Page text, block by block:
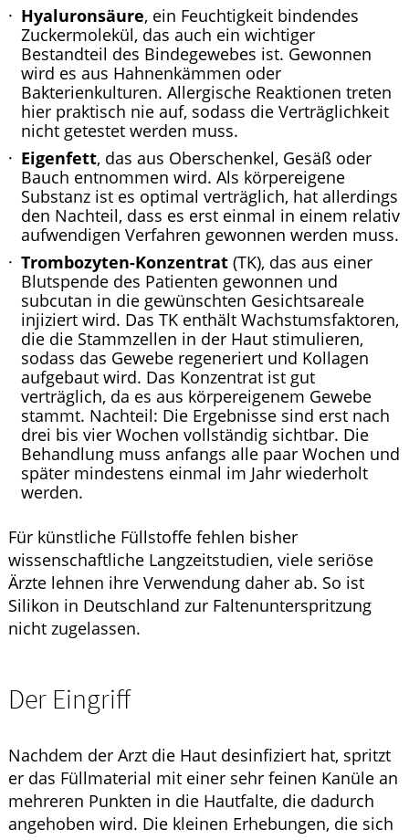
Hyaluronsäure, ein Feuchtigkeit bindendes
Zuckermolekül, das auch ein wichtiger
Bestandteil des Bindegewebes ist. Gewonnen
wird es aus Hahnenkämmen oder
Bakterienkulturen. Allergische Reaktionen treten
hier praktisch nie auf, sodass die Verträglichkeit
nicht getestet werden muss.
Eigenfett, das aus Oberschenkel, Gesäß oder
Bauch entnommen wird. Als körpereigene
Substanz ist es optimal verträglich, hat allerdings
den Nachteil, dass es erst einmal in einem relativ
aufwendigen Verfahren gewonnen werden muss.
Trombozyten-Konzentrat(TK), das aus einer
Blutspende des Patienten gewonnen und
subcutan in die gewünschten Gesichtsareale
injiziert wird. Das TK enthält Wachstumsfaktoren,
die die Stammzellen in der Haut stimulieren,
sodass das Gewebe regeneriert und Kollagen
aufgebaut wird. Das Konzentrat ist gut
verträglich, da es aus körpereigenem Gewebe
stammt. Nachteil: Die Ergebnisse sind erst nach
drei bis vier Wochen vollständig sichtbar. Die
Behandlung muss anfangs alle paar Wochen und
später mindestens einmal im Jahr wiederholt
werden.
Für künstliche Füllstoffe fehlen bisher
wissenschaftliche Langzeitstudien, viele seriöse
Ärzte lehnen ihre Verwendung daher ab. So ist
Silikon in Deutschland zur Faltenunterspritzung
nicht zugelassen.
Der Eingriff
Nachdem der Arzt die Haut desinfiziert hat, spritzt
er das Füllmaterial mit einer sehr feinen Kanüle an
mehreren Punkten in die Hautfalte, die dadurch
angehoben wird. Die kleinen Erhebungen, die sich